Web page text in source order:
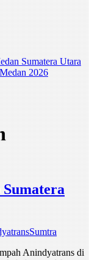
Sumatera Utara
2026
Anindyatrans di